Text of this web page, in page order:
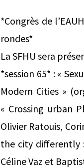
*Congrès de
rondes*
La SFHU sera
*session 65* : «
Modern Cities »
« Crossing urban
Olivier Ratouis,
the city differently
Céline Vaz et